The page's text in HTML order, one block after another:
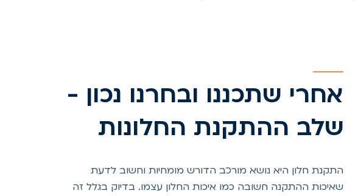
אחרי שתכננו ובחרנו נכון -
שלב ההתקנת החלונות
התקנת חלון היא נושא מורכב הדורש מומחיות וחשוב לדעת
שאיכות ההתקנה חשובה כמו איכות החלון עצמו. בדיוק בגלל זה